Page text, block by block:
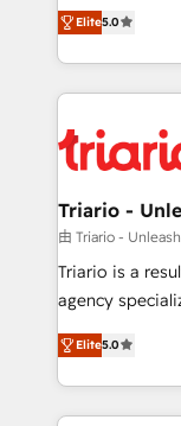
believe in the
embark on a
world experience
Frog is a top,
ecosystem for
decade of
for driving
our
their unique
Blue Frog in
way for customers!" - Yamini
of experience
them a trusted
Elite5.0
Triario -
由 Triario -
Triario is a
agency
migrations,
Integrations,
Design With over 15 years of experience, we help
companies
Elite5.0